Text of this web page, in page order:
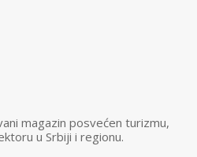
magazin posvećen turizmu,
u Srbiji i regionu.